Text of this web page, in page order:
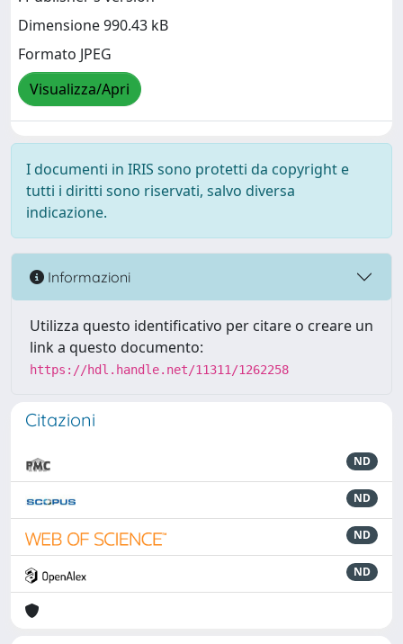
Dimensione 990.43 kB
Formato JPEG
Visualizza/Apri
I documenti in IRIS sono protetti da copyright e
tutti i diritti sono riservati, salvo diversa
indicazione.
Informazioni
Utilizza questo identificativo per citare o creare un
link a questo documento:
https://hdl.handle.net/11311/1262258
Citazioni
ND
ND
ND
ND